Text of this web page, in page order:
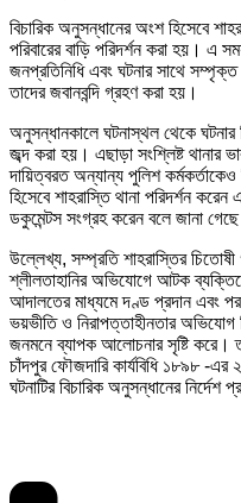
বিচারিক অনুসন্ধানের অংশ হিসেবে
পরিবারের বাড়ি পরিদর্শন করা হয়। এ
জনপ্রতিনিধি এবং ঘটনার সাথে সম্পৃক্ত
তাদের জবানবন্দি গ্রহণ করা হয়।
অনুসন্ধানকালে ঘটনাস্থল থেকে
জব্দ করা হয়। এছাড়া সংশ্লিষ্ট থানার
দায়িত্বরত অন্যান্য পুলিশ
হিসেবে শাহরাস্তি থানা পরিদর্শন
ডকুমেন্টস সংগ্রহ করেন বলে জানা
উল্লেখ্য, সম্প্রতি শাহরাস্তির
শ্লীলতাহানির অভিযোগে আটক
আদালতের মাধ্যমে দণ্ড প্রদান এবং
ভয়ভীতি ও নিরাপত্তাহীনতার অভিযোগ
জনমনে ব্যাপক আলোচনার সৃষ্টি করে।
চাঁদপুর ফৌজদারি কার্যবিধি ১৮৯৮ -এর
ঘটনাটির বিচারিক অনুসন্ধানের নির্দেশ